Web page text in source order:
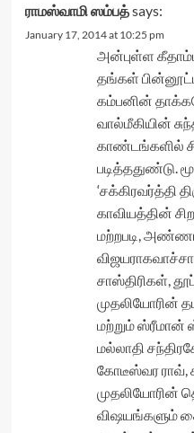
ராமஸ்வாமி ஸம்பத்says:
January 17, 2014 at 10:25 pm
அன்புள்ள
தங்கள்
கம்பனின்
வால்மீகியின்
காண்டங்களில்
படித்ததுண்டு.
‘சக்கிரவர்த்தி
காவியத்தின்
மற்றபடி,
சாஸ்திரிகள்,
முதலியோரின்
மற்றும் ஸ்ரீமான்
மல்லாதி
கோடீஸ்வர ராவ்,
முதலியோரின்
விஷயங்களும்